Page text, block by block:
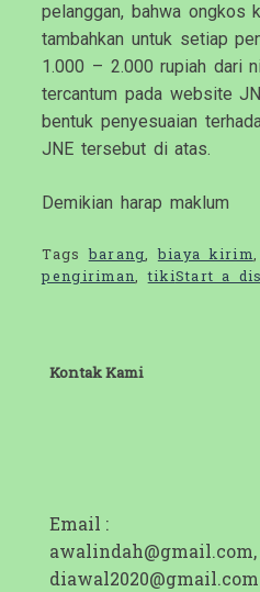
pelanggan, bahwa ongkos
tambahkan untuk setiap
1.000 – 2.000 rupiah dari
tercantum pada website
bentuk penyesuaian
JNE tersebut di atas.
Demikian harap maklum
Tagsbarang ,biaya kirim
pengiriman
,tikiStart a
Kontak Kami
Email :
awalindah@gmail.com,
diawal2020@gmail.com